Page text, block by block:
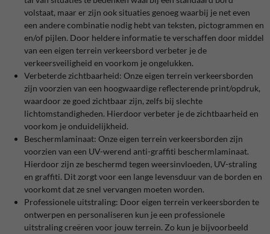
volstaat, maar er zijn ook situaties genoeg waarbij je net even
een andere combinatie nodig hebt van teksten, pictogrammen en
en/of pijlen. Door heldere informatie te verschaffen door middel
van een eigen terrein verkeersbord verbeter je de
verkeersveiligheid en voorkom je ongelukken.
Verbeterde zichtbaarheid: Onze eigen terrein verkeersborden
zijn voorzien van een hoogwaardige reflecterende print/opdruk,
waardoor ze goed zichtbaar zijn, zelfs bij slechte
lichtomstandigheden. Hierdoor verbeter je de zichtbaarheid en
voorkom je onduidelijkheid.
Beschermlaminaat: Onze eigen terrein verkeersborden zijn
voorzien van een UV-werend anti-graffiti beschermlaminaat.
Hierdoor zijn ze beschermd tegen weersinvloeden, UV-straling
en graffiti. Dit zorgt voor een lange levensduur van de borden en
voorkomt dat ze snel vervangen moeten worden.
Professionele uitstraling: Door eigen terrein verkeersborden te
ontwerpen en personaliseren kun je een professionele
uitstraling creëren voor jouw terrein. Zo kun je bijvoorbeeld